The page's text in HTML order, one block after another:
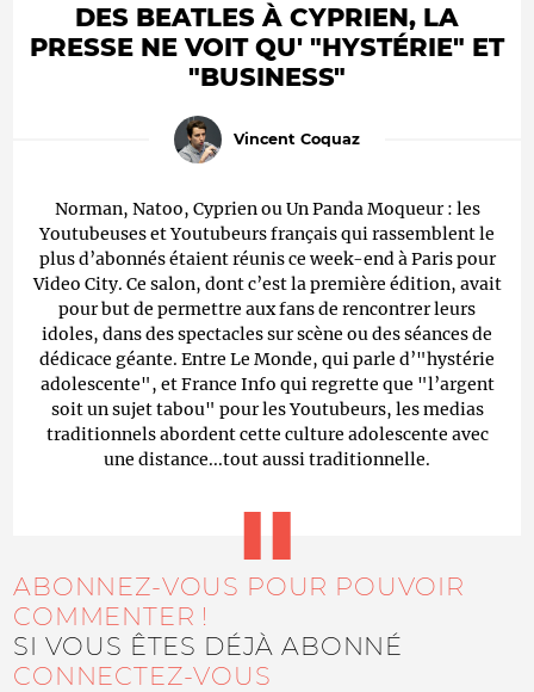
DES BEATLES À CYPRIEN, LA
PRESSE NE VOIT QU' "HYSTÉRIE" ET
"BUSINESS"
Vincent Coquaz
Norman, Natoo, Cyprien ou Un Panda Moqueur : les
Youtubeuses et Youtubeurs français qui rassemblent le
plus d’abonnés étaient réunis ce week-end à Paris pour
Video City. Ce salon, dont c’est la première édition, avait
pour but de permettre aux fans de rencontrer leurs
idoles, dans des spectacles sur scène ou des séances de
dédicace géante. Entre Le Monde, qui parle d’"hystérie
adolescente", et France Info qui regrette que "l’argent
soit un sujet tabou" pour les Youtubeurs, les medias
traditionnels abordent cette culture adolescente avec
une distance...tout aussi traditionnelle.
ABONNEZ-VOUS POUR POUVOIR
COMMENTER !
SI VOUS ÊTES DÉJÀ ABONNÉ
CONNECTEZ-VOUS